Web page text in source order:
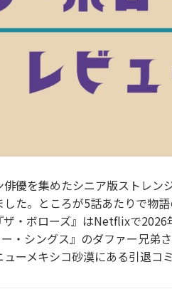
優を集めたシニア版ストレン
た。ところが5話あたりで物
ザ・ボローズ』はNetflixで
・シングス』のダファー兄弟
ーメキシコ砂漠にある引退コ